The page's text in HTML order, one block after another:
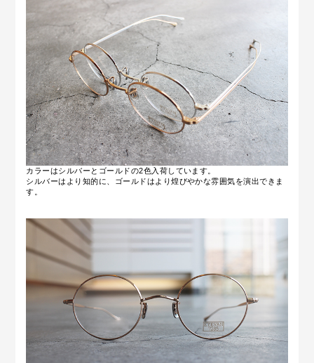
カラーはシルバーとゴールドの2色入荷しています。
シルバーはより知的に、ゴールドはより煌びやかな雰囲気を演出できま
す。